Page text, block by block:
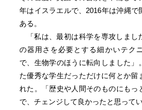
年はイスラエルで、2016年は沖縄で
ある。
「私は、最初は科学を専攻しま
の器用さを必要とする細かいテク
で、生物学のほうに転向しました」
た優秀な学生だっただけに何とか留
れた。「歴史や人間そのものにもっ
で、チェンジして良かったと思ってい